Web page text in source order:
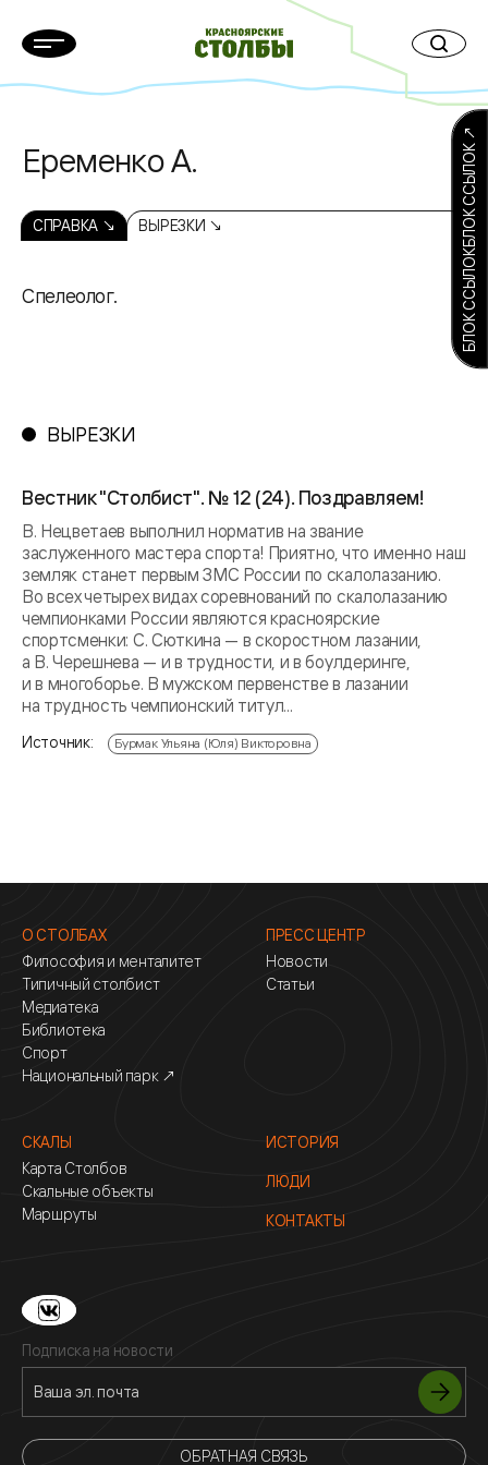
Еременко А.
СПРАВКА ↘ ВЫРЕЗКИ ↘
Спелеолог. БЛОК ССЫЛОКБЛОК ССЫЛОК ↗
ВЫРЕЗКИ
Вестник "Столбист". № 12 (24). Поздравляем!
В. Нецветаев выполнил норматив на звание
заслуженного мастера спорта! Приятно, что именно наш
земляк станет первым ЗМС России по скалолазанию.
Во всех четырех видах соревнований по скалолазанию
чемпионками России являются красноярские
спортсменки: С. Сюткина — в скоростном лазании,
а В. Черешнева — и в трудности, и в боулдеринге,
и в многоборье. В мужском первенстве в лазании
на трудность чемпионский титул...
Источник: Бурмак Ульяна (Юля) Викторовна
О СТОЛБАХ
Философия и менталитет
Типичный столбист
Медиатека
Библиотека
Спорт
Национальный парк ↗
ПРЕСС ЦЕНТР
Новости
Статьи
СКАЛЫ
Карта Столбов
Скальные объекты
Маршруты
ИСТОРИЯ
ЛЮДИ
КОНТАКТЫ
Подписка на новости
ОБРАТНАЯ СВЯЗЬ